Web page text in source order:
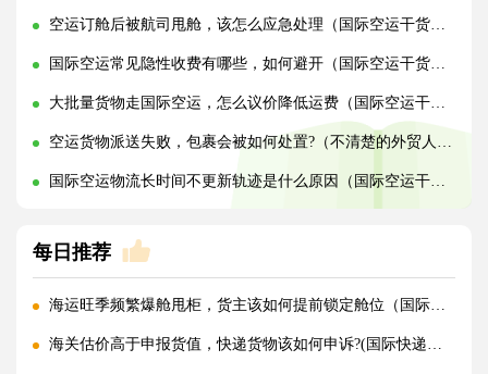
空运订舱后被航司甩舱，该怎么应急处理（国际空运干货知识分享）
国际空运常见隐性收费有哪些，如何避开（国际空运干货知识分享）
大批量货物走国际空运，怎么议价降低运费（国际空运干货知识分享）
空运货物派送失败，包裹会被如何处置?（不清楚的外贸人看过来）
国际空运物流长时间不更新轨迹是什么原因（国际空运干货知识分享）
每日推荐
海运旺季频繁爆舱甩柜，货主该如何提前锁定舱位（国际海运干货知识分享）
海关估价高于申报货值，快递货物该如何申诉?(国际快递干货知识分享)